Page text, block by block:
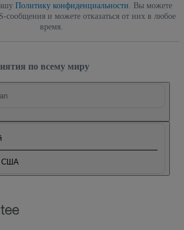
Политику конфиденциальности . Вы можете
сообщения и можете отказаться от них в любое
время.
по всему миру
США